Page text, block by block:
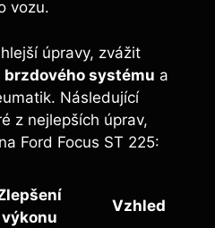
vozu.
úpravy, zvážit
systému a
Následující
z nejlepších úprav,
Ford Focus ST 225:
výkonu
Vzhled